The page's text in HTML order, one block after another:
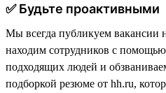
✅ Будьте проактивными
Мы всегда публикуем вакансии
находим сотрудников с
подходящих людей и
подборкой резюме от hh.ru,